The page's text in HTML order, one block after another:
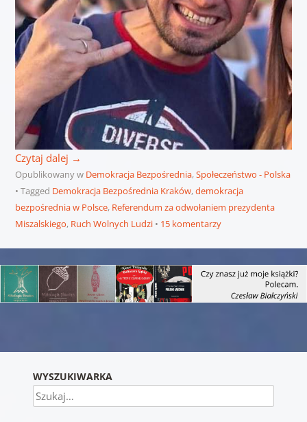
Czytaj dalej →
Opublikowany w Demokracja Bezpośrednia,Społeczeństwo - Polska
Tagged Demokracja Bezpośrednia Kraków,demokracja
bezpośrednia w Polsce, Referendum za odwołaniem prezydenta
Miszalskiego, Ruch Wolnych Ludzi 15 komentarzy
WYSZUKIWARKA
Szukaj